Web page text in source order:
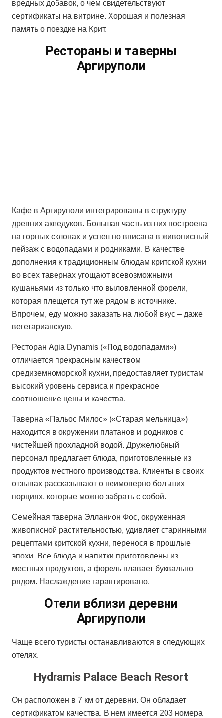
вредных добавок, о чем свидетельствуют
сертификаты на витрине. Хорошая и полезная
память о поездке на Крит.
Рестораны и таверны
Аргируполи
Кафе в Аргируполи интегрированы в структуру
древних акведуков. Большая часть из них построена
на горных склонах и успешно вписана в живописный
пейзаж с водопадами и родниками. В качестве
дополнения к традиционным блюдам критской кухни
во всех тавернах угощают всевозможными
кушаньями из только что выловленной форели,
которая плещется тут же рядом в источнике.
Впрочем, еду можно заказать на любой вкус – даже
вегетарианскую.
Ресторан Agia Dynamis («Под водопадами»)
отличается прекрасным качеством
средиземноморской кухни, предоставляет туристам
высокий уровень сервиса и прекрасное
соотношение цены и качества.
Таверна «Пальос Милос» («Старая мельница»)
находится в окружении платанов и родников с
чистейшей прохладной водой. Дружелюбный
персонал предлагает блюда, приготовленные из
продуктов местного производства. Клиенты в своих
отзывах рассказывают о неимоверно больших
порциях, которые можно забрать с собой.
Семейная таверна Элланион Фос, окруженная
живописной растительностью, удивляет старинными
рецептами критской кухни, перенося в прошлые
эпохи. Все блюда и напитки приготовлены из
местных продуктов, а форель плавает буквально
рядом. Наслаждение гарантировано.
Отели вблизи деревни
Аргируполи
Чаще всего туристы останавливаются в следующих
отелях.
Hydramis Palace Beach Resort
Он расположен в 7 км от деревни. Он обладает
сертификатом качества. В нем имеется 203 номера